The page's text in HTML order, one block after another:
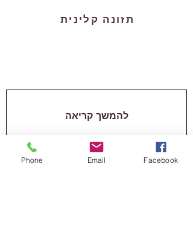
תזונה קלינית
להמשך קריאה
Phone Email Facebook